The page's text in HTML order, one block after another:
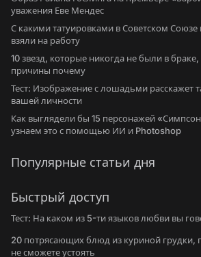
уважения Еве Мендес
С какими татуировками в Советском Союзе
взяли на работу
10 звезд, которые никогда не были в
причины почему
Тест: Изображение с лошадьми расскажет
вашей личности
Как выглядели бы 15 персонажей
узнаем это с помощью ИИ и Photoshop
Популярные статьи дня
Быстрый доступ
Тест: На каком из 5-ти языков любви вы
20 потрясающих блюд из куриной грудки,
не сможете устоять